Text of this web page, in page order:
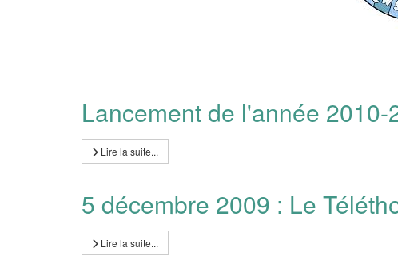
Lancement de l'année 2010-
Lire la suite...
5 décembre 2009 : Le
Lire la suite...